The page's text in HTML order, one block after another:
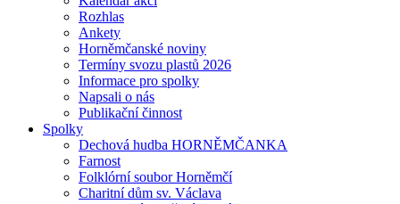
Rozhlas
Ankety
Horněmčanské noviny
Termíny svozu plastů 2026
Informace pro spolky
Napsali o nás
Publikační činnost
Spolky
Dechová hudba HORNĚMČANKA
Farnost
Folklórní soubor Horněmčí
Charitní dům sv. Václava